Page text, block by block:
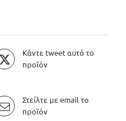
Κάντε tweet αυτό το
προϊόν
Στείλτε με email το
προϊόν